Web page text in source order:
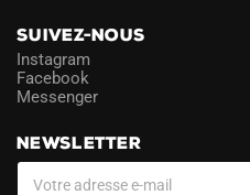
SUIVEZ-NOUS
Instagram
Facebook
Messenger
NEWSLETTER